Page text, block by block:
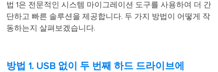
법 1은 전문적인 시스템 마이그레이션 도구를 사용하여 더 간
단하고 빠른 솔루션을 제공합니다. 두 가지 방법이 어떻게 작
동하는지 살펴보겠습니다.
방법 1. USB 없이 두 번째 하드 드라이브에